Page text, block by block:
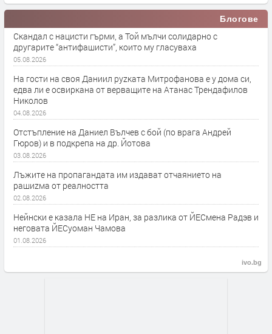
Блогове
Скандал с нацисти гърми, а Той мълчи солидарно с
другарите “антифашисти”, които му гласуваха
05.08.2026
На гости на своя Даниил руzката Митрофанова е у дома си,
едва ли е освиркана от верващите на Атанас Трендафилов
Николов
04.08.2026
Отстъпление на Даниел Вълчев с бой (по врага Андрей
Гюров) и в подкрепа на др. Йотова
03.08.2026
Лъжите на пропагандата им издават отчаянието на
рашиzма от реалността
02.08.2026
Нейнски е казала НЕ на Иран, за разлика от ЙЕСмена Радэв и
неговата ЙЕСуоман Чамова
01.08.2026
ivo.bg